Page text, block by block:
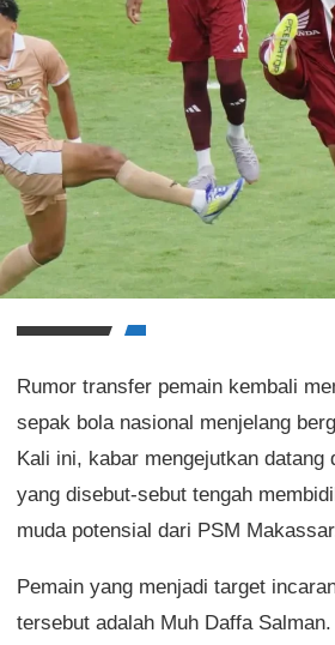
Rumor transfer pemain kembali
sepak bola nasional menjelang
Kali ini, kabar mengejutkan datang
yang disebut-sebut tengah
muda potensial dari PSM
Pemain yang menjadi target
tersebut adalah Muh Daffa